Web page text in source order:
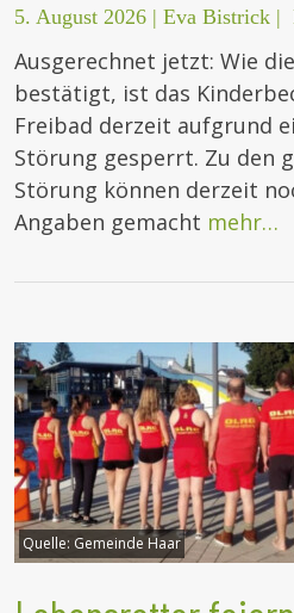
5. August 2026 | Eva Bistrick |
Ausgerechnet jetzt: Wie
bestätigt, ist das
Freibad derzeit aufgrund
Störung gesperrt. Zu den
Störung können derzeit
Angaben gemacht mehr…
Quelle: Gemeinde Haar